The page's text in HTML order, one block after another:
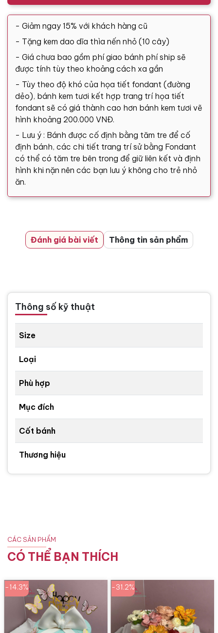
- Giảm ngay 15% với khách hàng cũ
- Tặng kem dao dĩa thìa nến nhỏ (10 cây)
- Giá chưa bao gồm phí giao bánh phí ship sẽ
được tính tùy theo khoảng cách xa gần
- Tùy theo độ khó của họa tiết fondant (đường
dẻo), bánh kem tươi kết hợp trang trí họa tiết
fondant sẽ có giá thành cao hơn bánh kem tươi vẽ
hình khoảng 200.000 VNĐ.
- Lưu ý : Bánh được cố định bằng tăm tre để cố
định bánh, các chi tiết trang trí sử bằng Fondant
có thể có tăm tre bên trong để giữ liên kết và định
hình khi nặn nên các bạn lưu ý không cho trẻ nhỏ
ăn.
Đánh giá bài viết Thông tin sản phẩm
Thông số kỹ thuật
Size
Loại
Phù hợp
Mục đích
Cốt bánh
Thương hiệu
CÁC SẢN PHẨM
CÓ THỂ BẠN THÍCH
-14.3% -31.2%